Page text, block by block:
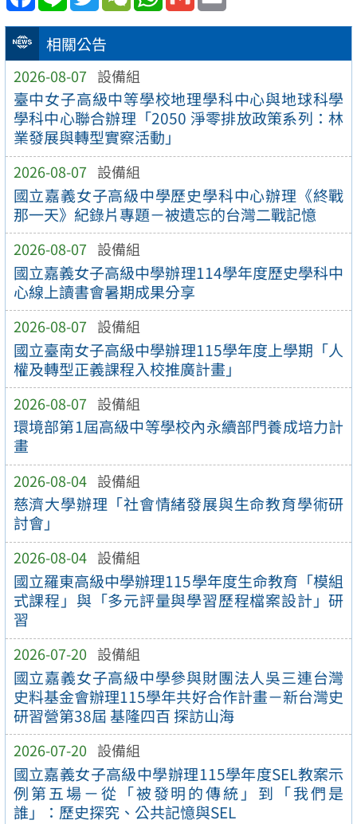
相關公告
2026-08-07 設備組
臺中女子高級中等學校地理學科中心與地球科學
學科中心聯合辦理「2050 淨零排放政策系列：林
業發展與轉型實察活動」
2026-08-07 設備組
國立嘉義女子高級中學歷史學科中心辦理《終戰
那一天》紀錄片專題－被遺忘的台灣二戰記憶
2026-08-07 設備組
國立嘉義女子高級中學辦理114學年度歷史學科中
心線上讀書會暑期成果分享
2026-08-07 設備組
國立臺南女子高級中學辦理115學年度上學期「人
權及轉型正義課程入校推廣計畫」
2026-08-07 設備組
環境部第1屆高級中等學校內永續部門養成培力計
畫
2026-08-04 設備組
慈濟大學辦理「社會情緒發展與生命教育學術研
討會」
2026-08-04 設備組
國立羅東高級中學辦理115學年度生命教育「模組
式課程」與「多元評量與學習歷程檔案設計」研
習
2026-07-20 設備組
國立嘉義女子高級中學參與財團法人吳三連台灣
史料基金會辦理115學年共好合作計畫－新台灣史
研習營第38屆 基隆四百 探訪山海
2026-07-20 設備組
國立嘉義女子高級中學辦理115學年度SEL教案示
例第五場－從「被發明的傳統」到「我們是
誰」：歷史探究、公共記憶與SEL